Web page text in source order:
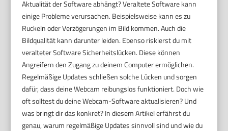
Aktualität der Software abhängt? Veraltete Software kann
einige Probleme verursachen. Beispielsweise kann es zu
Ruckeln oder Verzögerungen im Bild kommen. Auch die
Bildqualität kann darunter leiden. Ebenso riskierst du mit
veralteter Software Sicherheitslücken. Diese können
Angreifern den Zugang zu deinem Computer ermöglichen.
Regelmäßige Updates schließen solche Lücken und sorgen
dafür, dass deine Webcam reibungslos funktioniert. Doch wie
oft solltest du deine Webcam-Software aktualisieren? Und
was bringt dir das konkret? In diesem Artikel erfährst du
genau, warum regelmäßige Updates sinnvoll sind und wie du